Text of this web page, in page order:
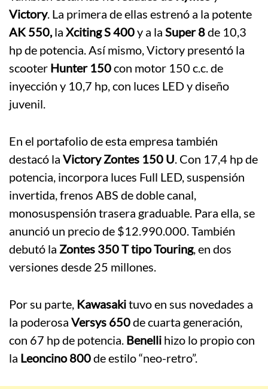
Victory. La primera de ellas estrenó a la potente
AK 550,la Xciting S 400y a la Super 8de 10,3
hp de potencia. Así mismo, Victory presentó la
scooter Hunter 150con motor 150 c.c. de
inyección y 10,7 hp, con luces LED y diseño
juvenil.
En el portafolio de esta empresa también
destacó la Victory Zontes 150 U. Con 17,4 hp de
potencia, incorpora luces Full LED, suspensión
invertida, frenos ABS de doble canal,
monosuspensión trasera graduable. Para ella, se
anunció un precio de $12.990.000. También
debutó la Zontes 350 T tipo Touring, en dos
versiones desde 25 millones.
Por su parte, Kawasakituvo en sus novedades a
la poderosa Versys 650de cuarta generación,
con 67 hp de potencia. Benelli hizo lo propio con
la Leoncino 800de estilo “neo-retro”.